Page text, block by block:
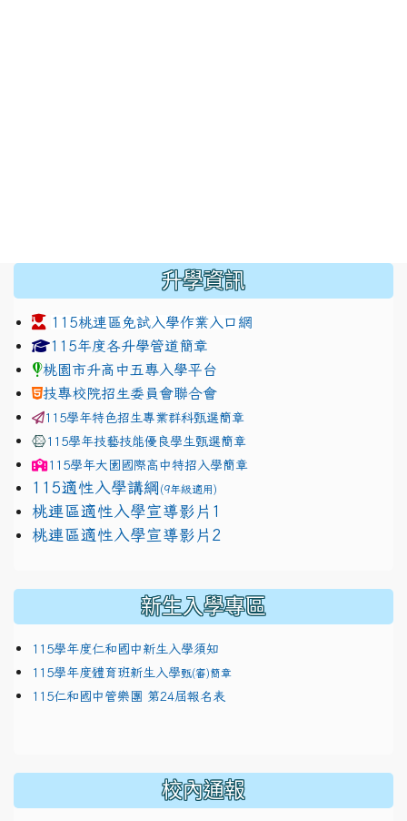
升學資訊
115桃連區免試入學作業入口網
link to https://www.jhjhs.tyc.edu.tw/modules/
115年度各升學管道簡章
桃園市升高中五專入學平台
技專校院招生委員會聯合會
115學年特色招生專業群科甄選簡章
115學年技藝技能優良學生甄選簡章
115學年大園國際高中特招入學簡章
115適性入學講綱 (9年級適用)
link to https://docs.google.com/presentation/d/
桃連區適性入學宣導影片1
link to https://docs.google.com/presentation/d/
桃連區適性入學宣導影片2
新生入學專區
115學年度仁和國中新生入學須知
115學年度體育班新生入學甄(審)簡章
115仁和國中管樂團 第24屆報名表
校內通報